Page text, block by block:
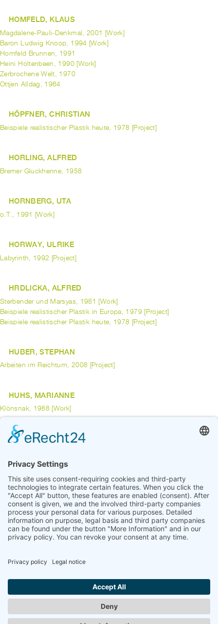
HOMFELD, KLAUS
Magdalene-Pauli-Denkmal, 2001 [Work]
Baron Ludwig Knoop, 1994 [Work]
Homfeld Brunnen, 1991
Heini Holtenbeen, 1990 [Work]
Zerbrochene Welt, 1970
Ottjen Alldag, 1964
HÖPFNER, CHRISTIAN
Beispiele realistischer Plastik heute, 1978 [Project]
HORLING, ALFRED
Bremer Gluckhenne, 1958
HORNBERG, UTA
o.T., 1991 [Work]
HORWAY, ULRIKE
Labyrinth, 1992 [Project]
HRDLICKA, ALFRED
Sterbender und Marsyas, 1981 [Work]
Beispiele realistischer Plastik in Europa, 1979 [Project]
Beispiele realistischer Plastik heute, 1978 [Project]
HUBER, STEPHAN
Arbeiten im Reichtum, 2008 [Project]
HUHS, MARIANNE
Klönsnak, 1988 [Work]
HUNE, JÜRGEN
previous
2
3
4
5
6
7
10
17